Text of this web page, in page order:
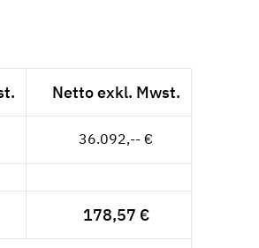
Netto exkl. Mwst.
36.092,-- €
178,57 €